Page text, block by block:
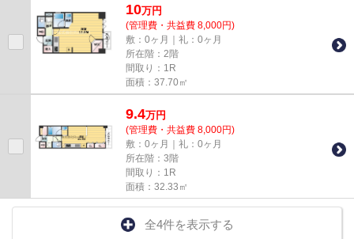
10万円
(管理費・共益費 8,000円)
敷：0ヶ月｜礼：0ヶ月
所在階：2階
間取り：1R
面積：37.70㎡
9.4万円
(管理費・共益費 8,000円)
敷：0ヶ月｜礼：0ヶ月
所在階：3階
間取り：1R
面積：32.33㎡
全4件を表示する